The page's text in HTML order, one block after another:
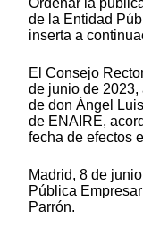
de la Entidad
inserta a
El Consejo
de junio de 2023,
de don Ángel
de ENAIRE,
fecha de efectos
Madrid, 8 de
Pública
Parrón.